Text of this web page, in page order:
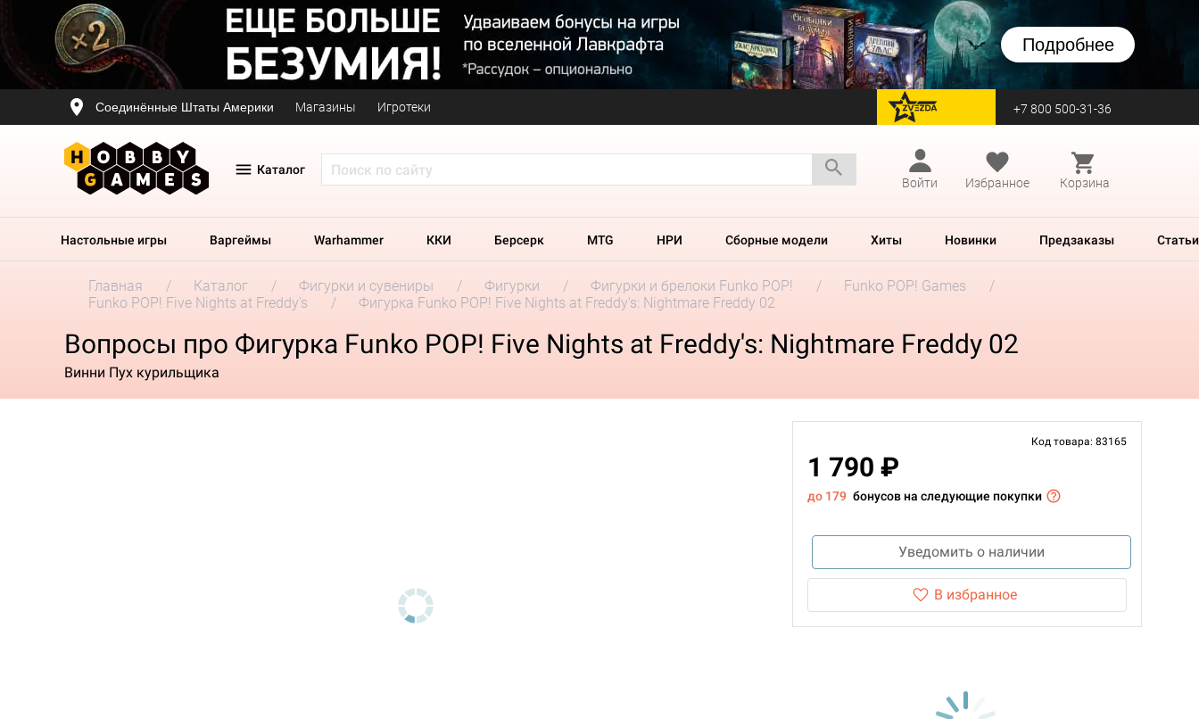
Подробнее
Соединённые Штаты Америки Магазины Игротеки перейти на Zvezda +7 800 500-31-36
Каталог
Войти
Избранное Корзина
Настольные игры Варгеймы Warhammer ККИ Берсерк MTG НРИ Сборные модели Хиты Новинки Предзаказы Статьи
Главная Каталог Фигурки и сувениры Фигурки Фигурки и брелоки Funko POP!
Funko POP! Games
Funko POP! Five Nights at Freddy's
Фигурка Funko POP! Five Nights at Freddy's: Nightmare Freddy 02
Вопросы про Фигурка Funko POP! Five Nights at Freddy's: Nightmare Freddy 02
Винни Пух курильщика
Код товара: 83165
1 790 ₽
до 179 бонусов на следующие покупки
Уведомить о наличии
В избранное